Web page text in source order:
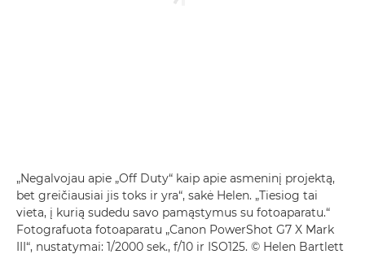
„Negalvojau apie „Off Duty“ kaip apie asmeninį projektą,
bet greičiausiai jis toks ir yra“, sakė Helen. „Tiesiog tai
vieta, į kurią sudedu savo pamąstymus su fotoaparatu.“
Fotografuota fotoaparatu „Canon PowerShot G7 X Mark
III“, nustatymai: 1/2000 sek., f/10 ir ISO125. © Helen Bartlett